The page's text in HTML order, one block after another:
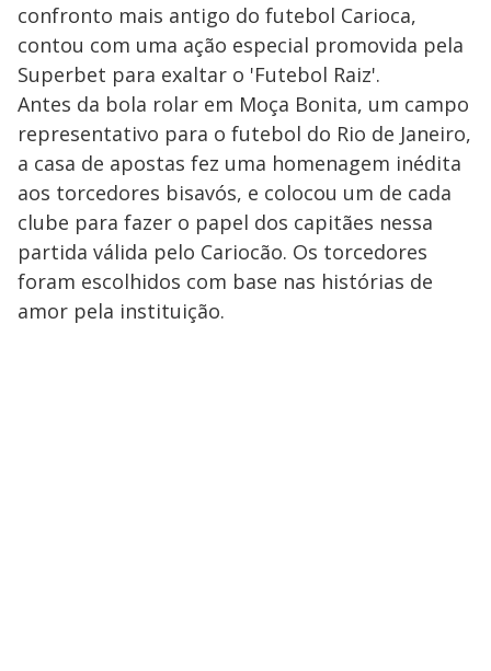
confronto mais antigo do futebol Carioca,
contou com uma ação especial promovida pela
Superbet para exaltar o 'Futebol Raiz'.
Antes da bola rolar em Moça Bonita, um campo
representativo para o futebol do Rio de Janeiro,
a casa de apostas fez uma homenagem inédita
aos torcedores bisavós, e colocou um de cada
clube para fazer o papel dos capitães nessa
partida válida pelo Cariocão. Os torcedores
foram escolhidos com base nas histórias de
amor pela instituição.